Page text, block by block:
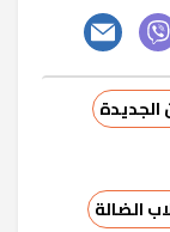
الجديدة
الضالة